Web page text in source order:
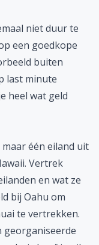
niet duur te
een goedkope
buiten
last minute
heel wat geld
één eiland uit
Vertrek
en wat ze
bij Oahu om
te vertrekken.
georganiseerde